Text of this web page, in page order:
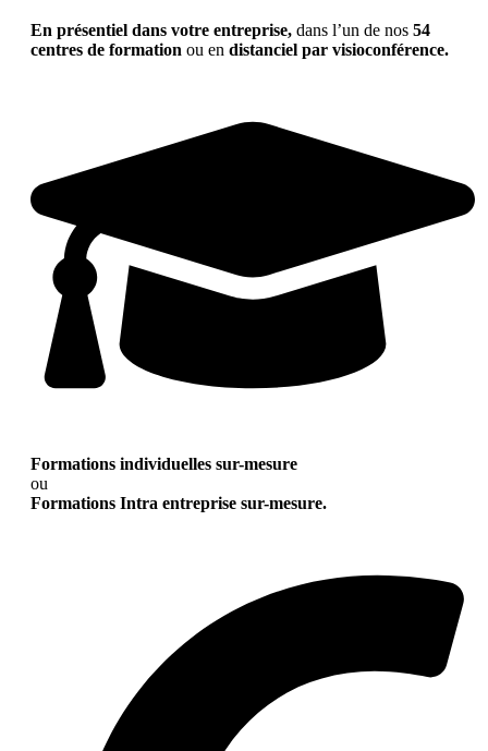
En présentiel dans votre entreprise, dans l’un de nos 54
centres de formation ou en distanciel par visioconférence.
Formations individuelles sur-mesure
ou
Formations Intra entreprise sur-mesure.